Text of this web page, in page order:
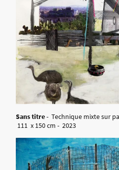
Sans titre- Technique mixte sur
111 x 150 cm - 2023